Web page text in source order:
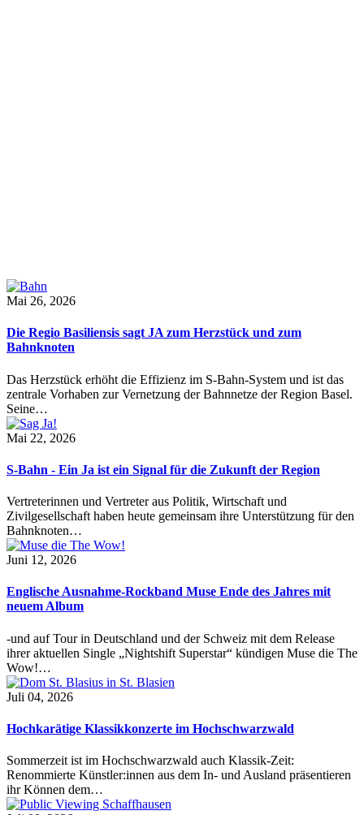
Mai 26, 2026
Die Regio Basiliensis sagt JA zum Herzstück und zum
Bahnknoten
Das Herzstück erhöht die Effizienz im S-Bahn-System und ist das
zentrale Vorhaben zur Vernetzung der Bahnnetze der Region Basel.
Seine…
Mai 22, 2026
S-Bahn - Ein Ja ist ein Signal für die Zukunft der Region
Vertreterinnen und Vertreter aus Politik, Wirtschaft und
Zivilgesellschaft haben heute gemeinsam ihre Unterstützung für den
Bahnknoten…
Juni 12, 2026
Englische Ausnahme-Rockband Muse Ende des Jahres mit
neuem Album
-und auf Tour in Deutschland und der Schweiz mit dem Release
ihrer aktuellen Single „Nightshift Superstar“ kündigen Muse die The
Wow!…
Juli 04, 2026
Hochkarätige Klassikkonzerte im Hochschwarzwald
Sommerzeit ist im Hochschwarzwald auch Klassik-Zeit:
Renommierte Künstler:innen aus dem In- und Ausland präsentieren
ihr Können dem…